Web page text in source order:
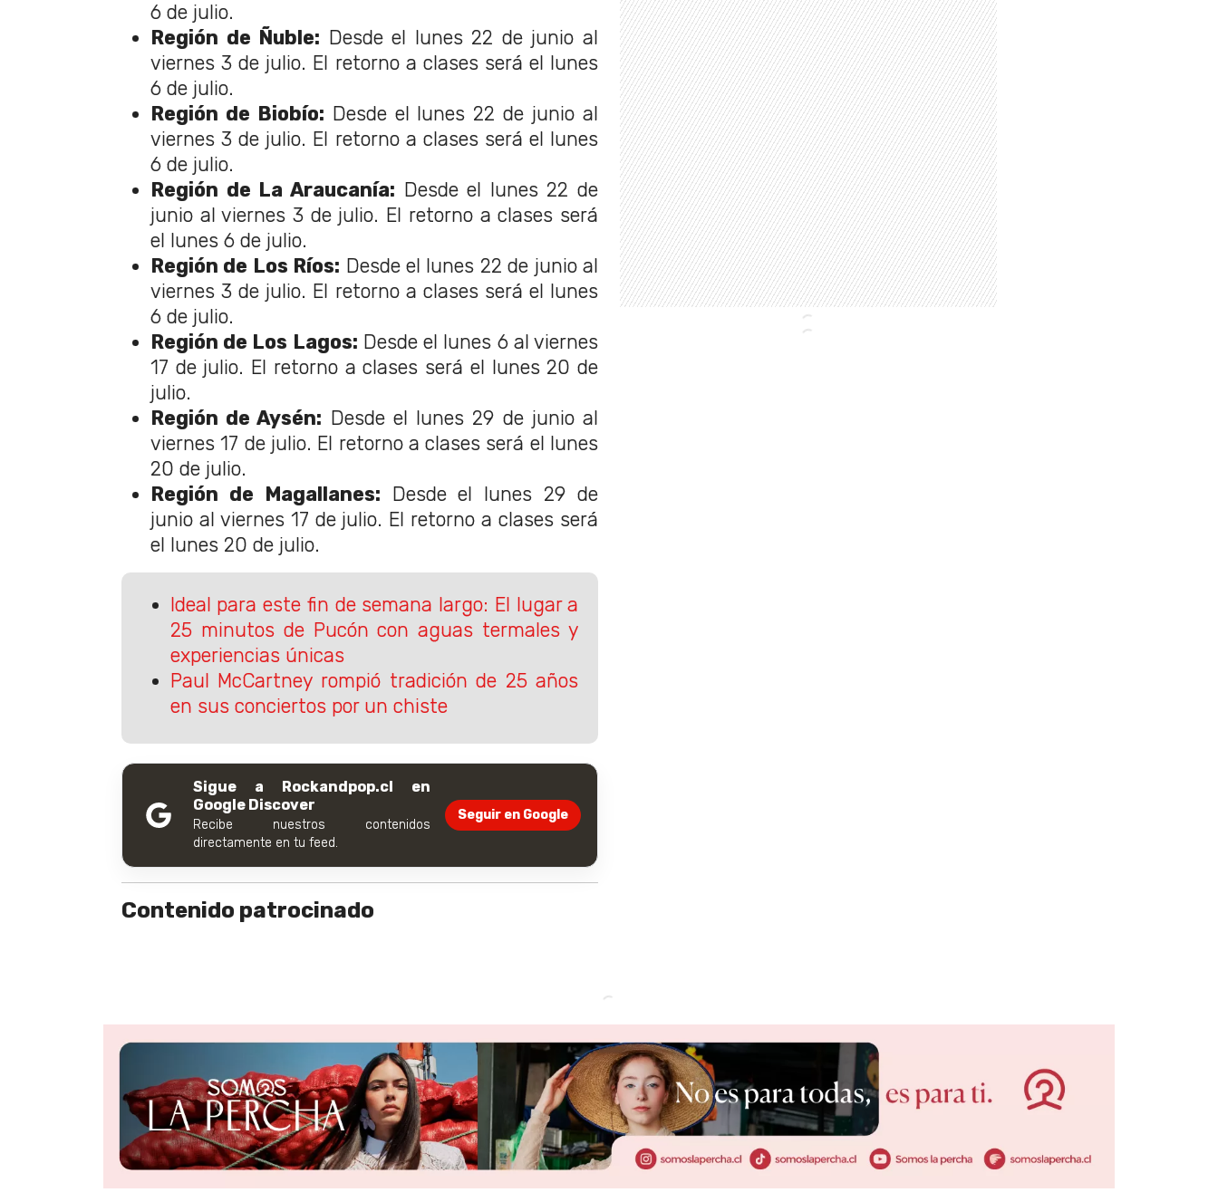
6 de julio.
Región de Ñuble: Desde el lunes 22 de junio al
viernes 3 de julio. El retorno a clases será el lunes
6 de julio.
Región de Biobío: Desde el lunes 22 de junio al
viernes 3 de julio. El retorno a clases será el lunes
6 de julio.
Región de La Araucanía: Desde el lunes 22 de
junio al viernes 3 de julio. El retorno a clases será
el lunes 6 de julio.
Región de Los Ríos: Desde el lunes 22 de junio al
viernes 3 de julio. El retorno a clases será el lunes
6 de julio.
Región de Los Lagos: Desde el lunes 6 al viernes
17 de julio. El retorno a clases será el lunes 20 de
julio.
Región de Aysén: Desde el lunes 29 de junio al
viernes 17 de julio. El retorno a clases será el lunes
20 de julio.
Región de Magallanes: Desde el lunes 29 de
junio al viernes 17 de julio. El retorno a clases será
el lunes 20 de julio.
Ideal para este fin de semana largo: El lugar a
25 minutos de Pucón con aguas termales y
experiencias únicas
Paul McCartney rompió tradición de 25 años
en sus conciertos por un chiste
Sigue a Rockandpop.cl en
Google Discover
Recibe nuestros contenidos
directamente en tu feed.
Seguir en Google
Contenido patrocinado